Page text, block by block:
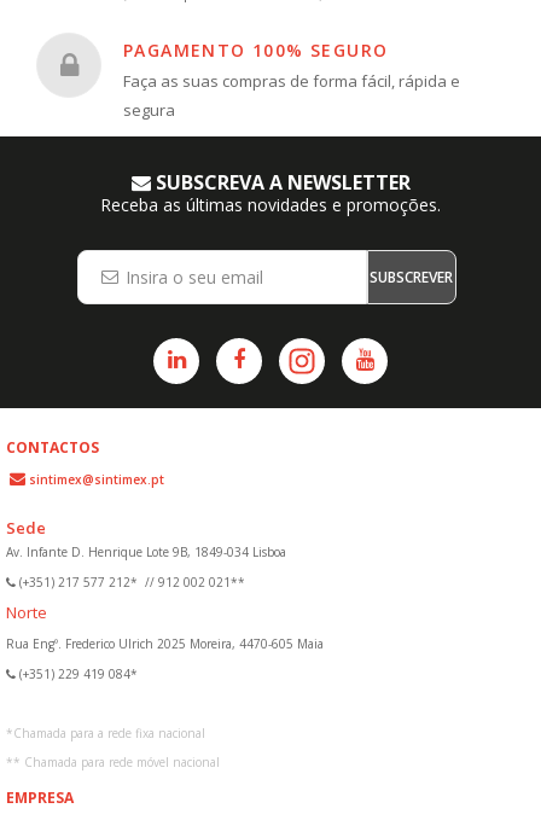
PAGAMENTO 100% SEGURO
Faça as suas compras de forma fácil, rápida e
segura
SUBSCREVA A NEWSLETTER
Receba as últimas novidades e promoções.
SUBSCREVER
CONTACTOS
sintimex@sintimex.pt
Sede
Av. Infante D. Henrique Lote 9B, 1849-034 Lisboa
(+351) 217 577 212* // 912 002 021**
Norte
Rua Engº. Frederico Ulrich 2025 Moreira, 4470-605 Maia
(+351) 229 419 084*
*Chamada para a rede fixa nacional
** Chamada para rede móvel nacional
EMPRESA